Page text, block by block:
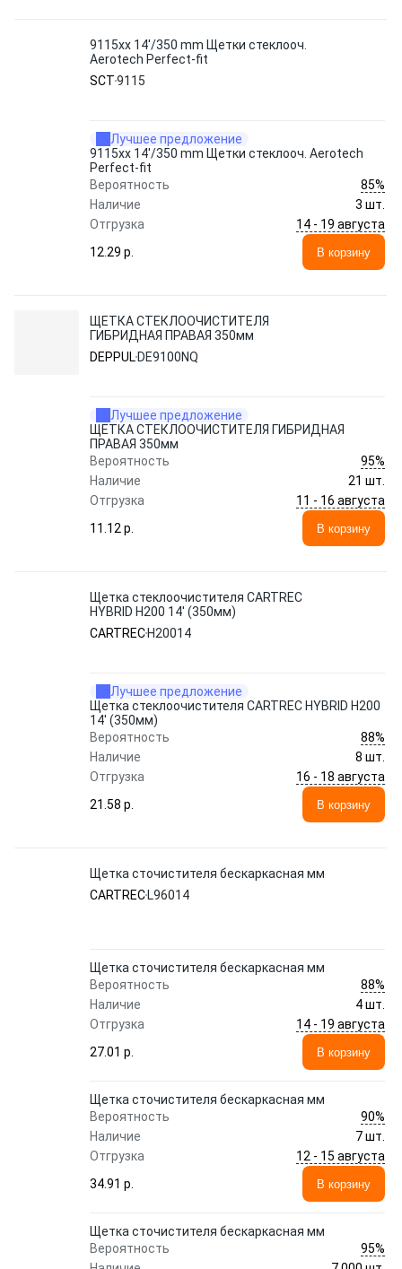
9115xx 14'/350 mm Щетки стеклооч.
Aerotech Perfect-fit
SCT9115
Лучшее предложение
9115xx 14'/350 mm Щетки стеклооч. Aerotech
Perfect-fit
Вероятность
85%
Наличие
3 шт.
Отгрузка
14 - 19 августа
12.29 p.
В корзину
ЩЕТКА СТЕКЛООЧИСТИТЕЛЯ
ГИБРИДНАЯ ПРАВАЯ 350мм
DEPPUL DE9100NQ
Лучшее предложение
ЩЕТКА СТЕКЛООЧИСТИТЕЛЯ ГИБРИДНАЯ
ПРАВАЯ 350мм
Вероятность
95%
Наличие
21 шт.
Отгрузка
11 - 16 августа
11.12 p.
В корзину
Щетка стеклоочистителя CARTREC
HYBRID H200 14' (350мм)
CARTREC H20014
Лучшее предложение
Щетка стеклоочистителя CARTREC HYBRID H200
14' (350мм)
Вероятность
88%
Наличие
8 шт.
Отгрузка
16 - 18 августа
21.58 p.
В корзину
Щетка сточистителя бескаркасная мм
CARTREC L96014
Щетка сточистителя бескаркасная мм
Вероятность
88%
Наличие
4 шт.
Отгрузка
14 - 19 августа
27.01 p.
В корзину
Щетка сточистителя бескаркасная мм
Вероятность
90%
Наличие
7 шт.
Отгрузка
12 - 15 августа
34.91 p.
В корзину
Щетка сточистителя бескаркасная мм
Вероятность
95%